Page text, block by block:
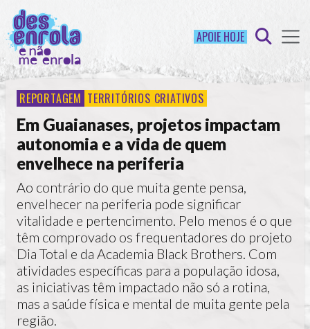
APOIE HOJE
REPORTAGEM TERRITÓRIOS CRIATIVOS
Em Guaianases, projetos impactam
autonomia e a vida de quem
envelhece na periferia
Ao contrário do que muita gente pensa,
envelhecer na periferia pode significar
vitalidade e pertencimento. Pelo menos é o que
têm comprovado os frequentadores do projeto
Dia Total e da Academia Black Brothers. Com
atividades específicas para a população idosa,
as iniciativas têm impactado não só a rotina,
mas a saúde física e mental de muita gente pela
região.